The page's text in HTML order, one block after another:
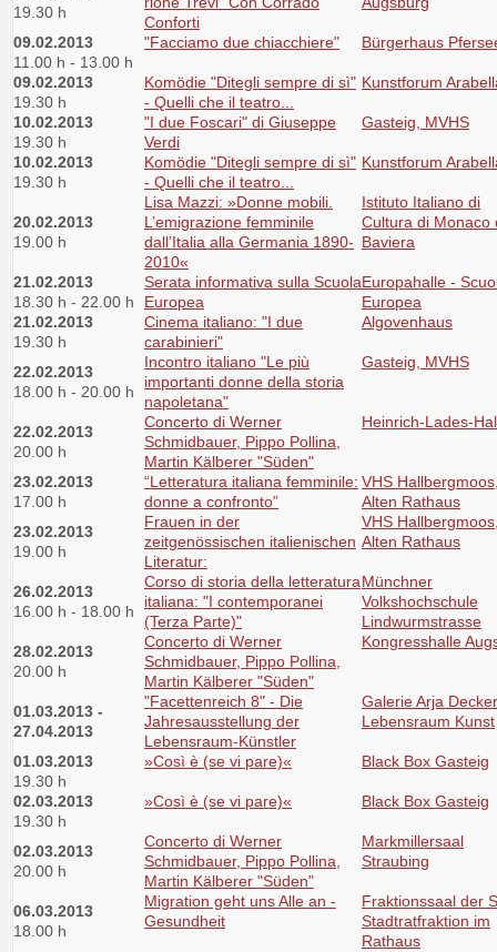
19.30 h
Conforti
09.02.2013
11.00 h - 13.00 h
"Facciamo due chiacchiere" Bürgerhaus
09.02.2013
19.30 h
Komödie "Ditegli sempre di sì"
- Quelli che il teatro...
Kunstforum
10.02.2013
19.30 h
"I due Foscari" di Giuseppe
Verdi
Gasteig, MVHS
10.02.2013
19.30 h
Komödie "Ditegli sempre di sì"
- Quelli che il teatro...
Kunstforum
20.02.2013
19.00 h
Lisa Mazzi: »Donne mobili.
L’emigrazione femminile
dall’Italia alla Germania 1890-
2010«
Istituto Italiano di
Cultura di Monaco
Baviera
21.02.2013
18.30 h - 22.00 h
Serata informativa sulla Scuola
Europea
Europahalle -
Europea
21.02.2013
19.30 h
Cinema italiano: "I due
carabinieri"
Algovenhaus
22.02.2013
18.00 h - 20.00 h
Incontro italiano "Le più
importanti donne della storia
napoletana"
Gasteig, MVHS
22.02.2013
20.00 h
Concerto di Werner
Schmidbauer, Pippo Pollina,
Martin Kälberer "Süden"
Heinrich-Lades-
23.02.2013
17.00 h
“Letteratura italiana femminile:
donne a confronto”
VHS
Alten Rathaus
23.02.2013
19.00 h
Frauen in der
zeitgenössischen italienischen
Literatur:
VHS
Alten Rathaus
26.02.2013
16.00 h - 18.00 h
Corso di storia della letteratura
italiana: "I contemporanei
(Terza Parte)"
Münchner
Volkshochschule
Lindwurmstrasse
28.02.2013
20.00 h
Concerto di Werner
Schmidbauer, Pippo Pollina,
Martin Kälberer "Süden"
Kongresshalle
01.03.2013 -
27.04.2013
"Facettenreich 8" - Die
Jahresausstellung der
Lebensraum-Künstler
Galerie Arja
Lebensraum Kunst
01.03.2013
19.30 h
»Così è (se vi pare)« Black Box Gasteig
02.03.2013
19.30 h
»Così è (se vi pare)« Black Box Gasteig
02.03.2013
20.00 h
Concerto di Werner
Schmidbauer, Pippo Pollina,
Martin Kälberer "Süden"
Markmillersaal
Straubing
06.03.2013
18.00 h
Migration geht uns Alle an -
Gesundheit
Fraktionssaal der
Stadtratfraktion im
Rathaus